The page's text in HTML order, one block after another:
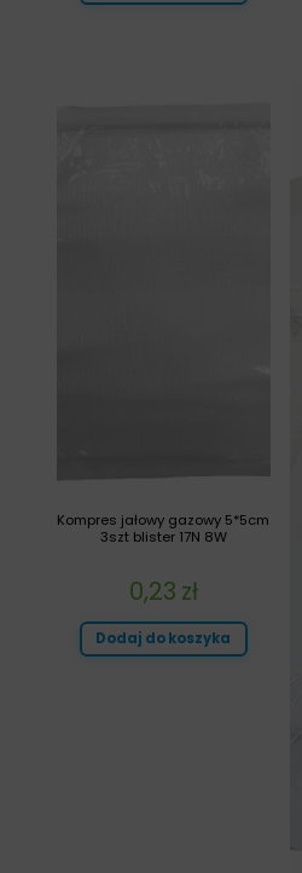
Kompres jałowy gazowy 5*5cm
3szt blister 17N 8W
0,23 zł
Dodaj do koszyka